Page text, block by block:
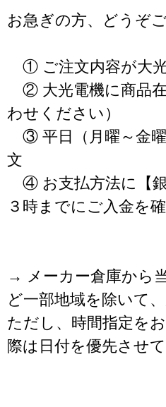
お急ぎの方、どうぞ
① ご注文内容が大
② 大光電機に商品
わせください）
③ 平日（月曜～金曜
文
④ お支払方法に【
３時までにご入金を
→ メーカー倉庫から
ど一部地域を除いて
ただし、時間指定を
際は日付を優先させ